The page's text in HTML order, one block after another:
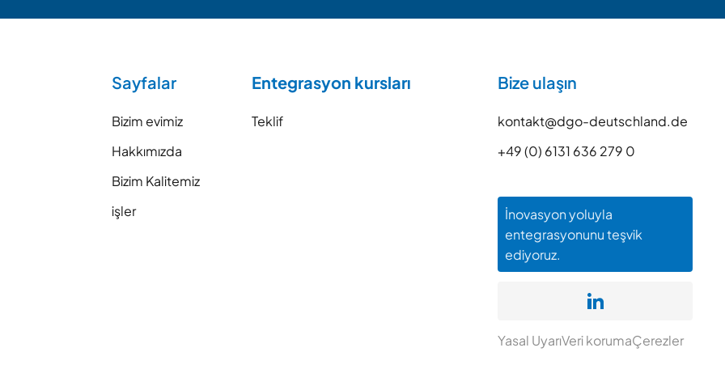
Sayfalar
Bizim evimiz
Hakkımızda
Bizim Kalitemiz
işler
Entegrasyon kursları
Teklif
Bize ulaşın
kontakt@dgo-deutschland.de
+49 (0) 6131 636 279 0
İnovasyon yoluyla
entegrasyonunu teşvik
ediyoruz.
Yasal UyarıVeri korumaÇerezler